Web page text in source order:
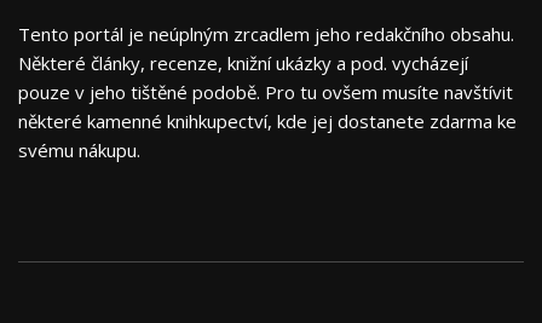
Tento portál je neúplným zrcadlem jeho redakčního obsahu.
Některé články, recenze, knižní ukázky a pod. vycházejí
pouze v jeho tištěné podobě. Pro tu ovšem musíte navštívit
některé kamenné knihkupectví, kde jej dostanete zdarma ke
svému nákupu.